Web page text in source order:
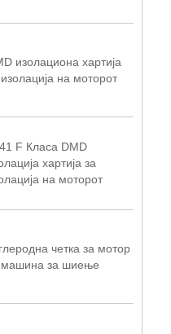
изолациона хартија
на моторот
F Класа DMD
хартија за
на моторот
четка за мотор
машина за шиење